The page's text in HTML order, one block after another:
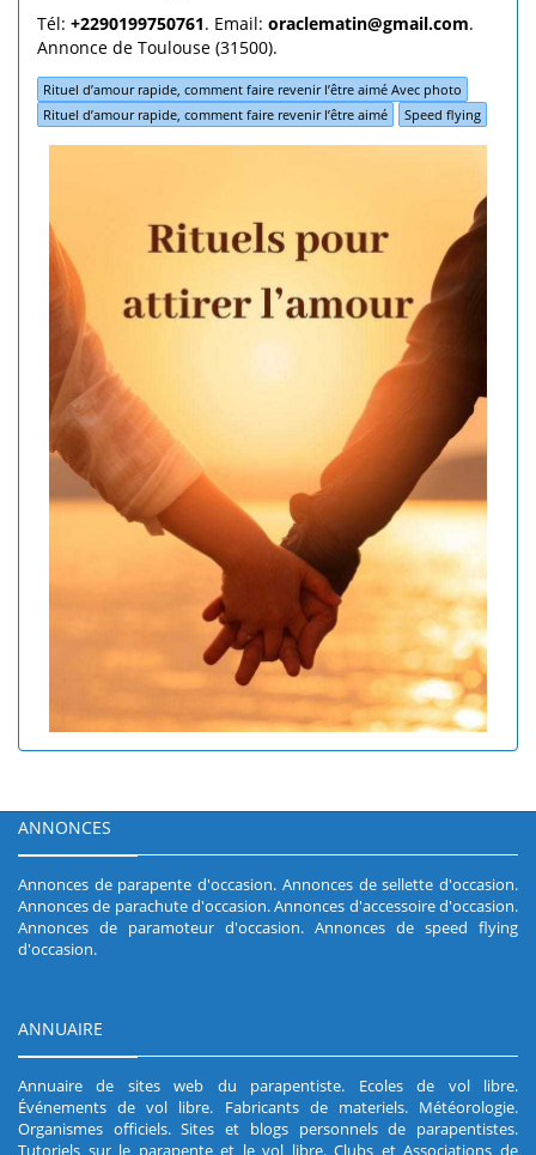
Tél: +2290199750761. Email: oraclematin@gmail.com.
Annonce de Toulouse (31500).
Rituel d’amour rapide, comment faire revenir l’être aimé Avec photo
Rituel d’amour rapide, comment faire revenir l’être aimé
Speed flying
ANNONCES
Annonces de parapente d'occasion. Annonces de sellette d'occasion.
Annonces de parachute d'occasion.Annonces d'accessoire d'occasion.
Annonces de paramoteur d'occasion. Annonces de speed flying
d'occasion.
ANNUAIRE
Annuaire de sites web du parapentiste. Ecoles de vol libre.
Événements de vol libre. Fabricants de materiels. Météorologie.
Organismes officiels.Sites et blogs personnels de parapentistes.
Tutoriels sur le parapente et le vol libre.Clubs et Associations de